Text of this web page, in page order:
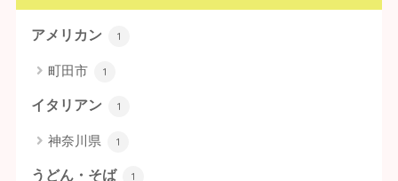
アメリカン 1
町田市 1
イタリアン 1
神奈川県 1
うどん・そば 1